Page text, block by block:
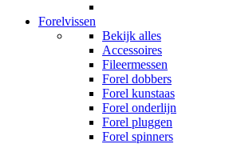
Forelvissen
Bekijk alles
Accessoires
Fileermessen
Forel dobbers
Forel kunstaas
Forel onderlijn
Forel pluggen
Forel spinners